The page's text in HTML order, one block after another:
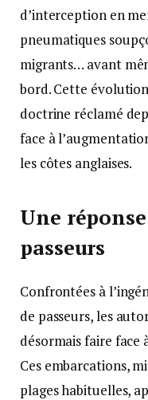
d’interception en
pneumatiques
migrants… avant
bord. Cette
doctrine réclamé
face à
les côtes anglaises.
Une
passeurs
Confrontées à
de passeurs, les
désormais faire face
Ces embarcations,
plages habituelles,